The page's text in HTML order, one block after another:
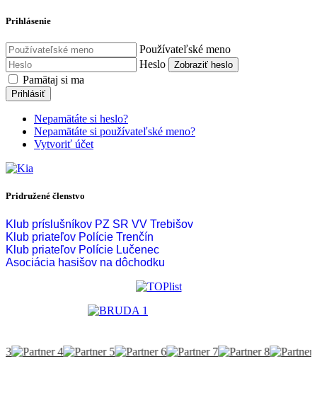
Prihlásenie
Používateľské meno
Heslo
Zobraziť heslo
Pamätaj si ma
Prihlásiť
Nepamätáte si heslo?
Nepamätáte si používateľské meno?
Vytvoriť účet
Pridružené členstvo
Klub príslušníkov PZ SR VV Trebišov
Klub priateľov Polície Trenčín
Klub priateľov Polície Lučenec
Asociácia hasišov na dôchodku